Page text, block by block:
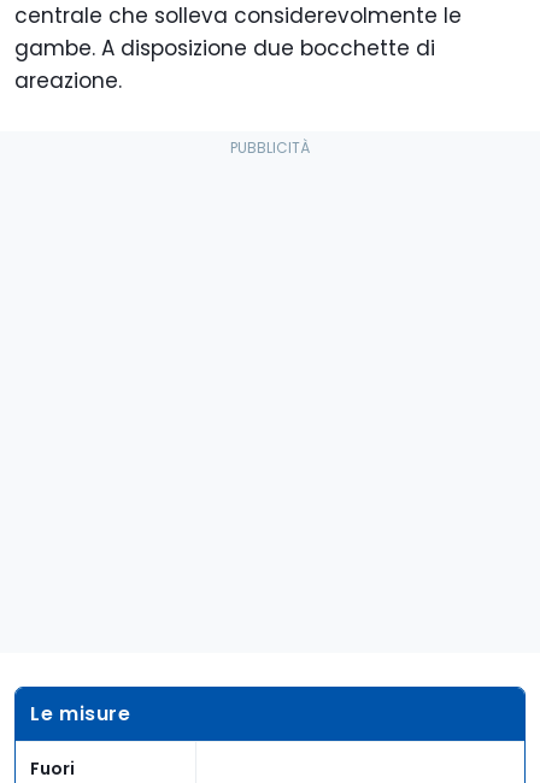
centrale che solleva considerevolmente le
gambe. A disposizione due bocchette di
areazione.
Le misure
Fuori